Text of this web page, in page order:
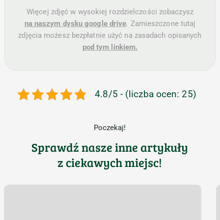
Więcej zdjęć w wysokiej rozdzielczości zobaczysz
na naszym dysku google drive. Zamieszczone tutaj
zdjęcia możesz bezpłatnie użyć na zasadach opisanych
pod tym linkiem.
4.8/5 - (liczba ocen: 25)
Poczekaj!
Sprawdź nasze inne artykuły
z ciekawych miejsc!
Na Szlaku: